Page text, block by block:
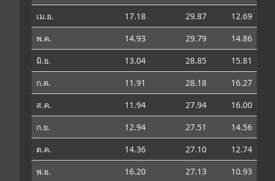
เม.ย.
17.18 29.87
12.69
พ.ค.
14.93 29.79
14.86
มิ.ย.
13.04 28.85
15.81
ก.ค.
11.91 28.18
16.27
ส.ค.
11.94 27.94
16.00
ก.ย.
12.94 27.51
14.56
ต.ค.
14.36 27.10
12.74
พ.ย.
16.20 27.13
10.93